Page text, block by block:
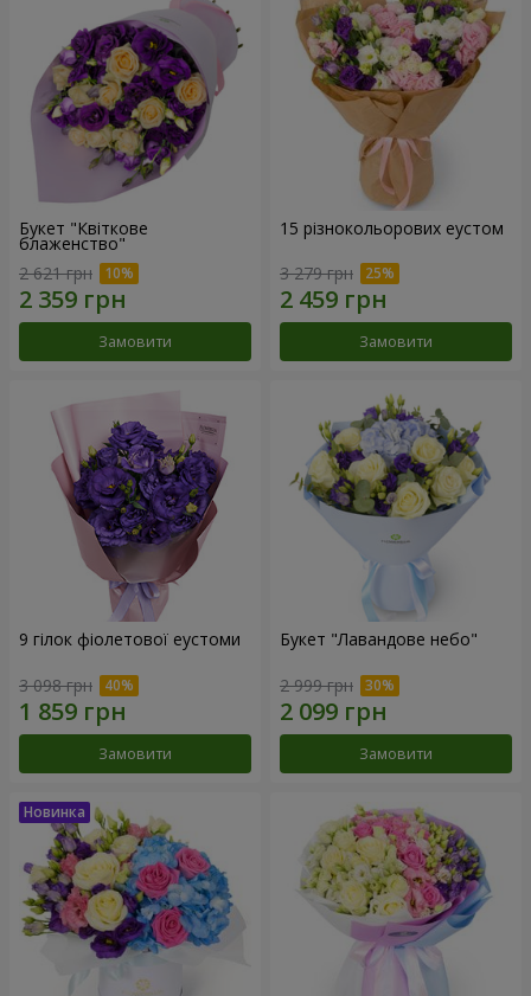
Букет "Квіткове
блаженство"
2 621 грн
Замовити
15 різнокольорових еустом
3 279 грн
Замовити
9 гілок фіолетової еустоми
3 098 грн
Замовити
Букет "Лавандове небо"
2 999 грн
Замовити